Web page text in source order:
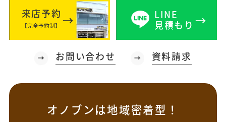
来店予約
【完全予約制】
LINE
見積もり
お問い合わせ 資料請求
オノブンは地域密着型！